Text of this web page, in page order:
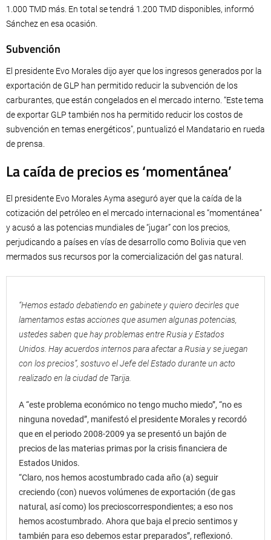
1.000 TMD más. En total se tendrá 1.200 TMD disponibles, informó
Sánchez en esa ocasión.
Subvención
El presidente Evo Morales dijo ayer que los ingresos generados por la
exportación de GLP han permitido reducir la subvención de los
carburantes, que están congelados en el mercado interno. “Este tema
de exportar GLP también nos ha permitido reducir los costos de
subvención en temas energéticos”, puntualizó el Mandatario en rueda
de prensa.
La caída de precios es ‘momentánea’
El presidente Evo Morales Ayma aseguró ayer que la caída de la
cotización del petróleo en el mercado internacional es “momentánea”
y acusó a las potencias mundiales de “jugar” con los precios,
perjudicando a países en vías de desarrollo como Bolivia que ven
mermados sus recursos por la comercialización del gas natural.
“Hemos estado debatiendo en gabinete y quiero decirles que
lamentamos estas acciones que asumen algunas potencias,
ustedes saben que hay problemas entre Rusia y Estados
Unidos. Hay acuerdos internos para afectar a Rusia y se juegan
con los precios”, sostuvo el Jefe del Estado durante un acto
realizado en la ciudad de Tarija.
A “este problema económico no tengo mucho miedo”, “no es
ninguna novedad”, manifestó el presidente Morales y recordó
que en el periodo 2008-2009 ya se presentó un bajón de
precios de las materias primas por la crisis financiera de
Estados Unidos.
“Claro, nos hemos acostumbrado cada año (a) seguir
creciendo (con) nuevos volúmenes de exportación (de gas
natural, así como) los precioscorrespondientes; a eso nos
hemos acostumbrado. Ahora que baja el precio sentimos y
también para eso debemos estar preparados”, reflexionó.